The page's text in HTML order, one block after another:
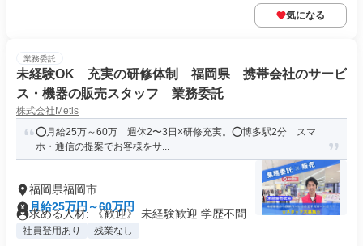
気になる
業務委託
未経験OK 充実の研修体制 福岡県 携帯会社のサービ
ス・機器の販売スタッフ 業務委託
株式会社Metis
⭕月給25万～60万 週休2〜3日×研修充実。⭕博多駅2分 スマ
ホ・通信の提案でお客様をサ...
福岡県福岡市
月給25万円～60万円
求める人材: 《歓迎》 未経験歓迎 学歴不問
社員登用あり 残業なし